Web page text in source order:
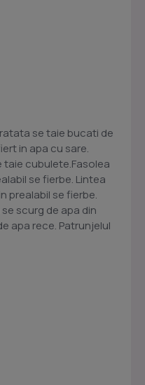
se taie bucati de
in apa cu sare.
cubulete.Fasolea
se fierbe. Lintea
prealabil se fierbe.
scurg de apa din
apa rece. Patrunjelul